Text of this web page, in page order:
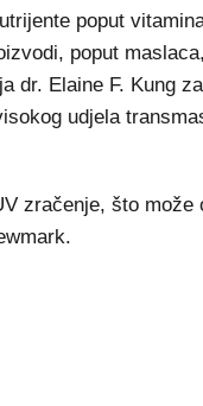
poput
poput
dr. Elaine F. Kung
udjela
zračenje, što može